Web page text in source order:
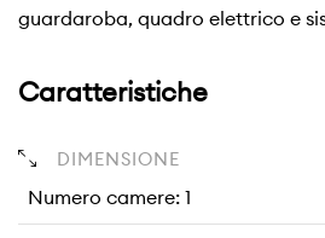
guardaroba, quadro elettrico e
Caratteristiche
DIMENSIONE
Numero camere: 1